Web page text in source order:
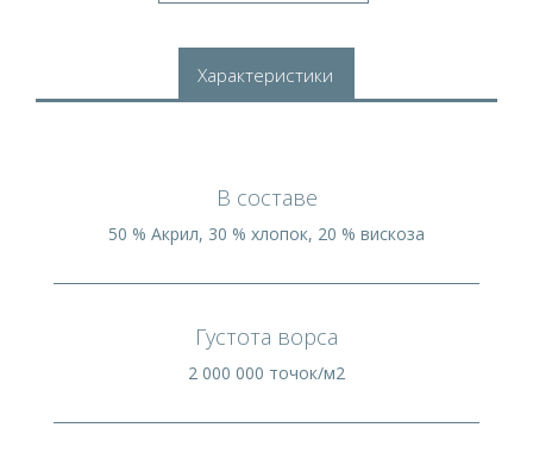
Характеристики
В составе
50 % Акрил, 30 % хлопок, 20 % вискоза
Густота ворса
2 000 000 точок/м2